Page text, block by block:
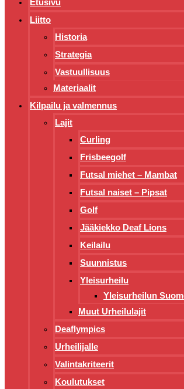
Etusivu
Liitto
Historia
Strategia
Vastuullisuus
Materiaalit
Kilpailu ja valmennus
Lajit
Curling
Frisbeegolf
Futsal miehet – Mambat
Futsal naiset – Pipsat
Golf
Jääkiekko Deaf Lions
Keilailu
Suunnistus
Yleisurheilu
Yleisurheilun
Muut Urheilulajit
Deaflympics
Urheilijalle
Valintakriteerit
Koulutukset